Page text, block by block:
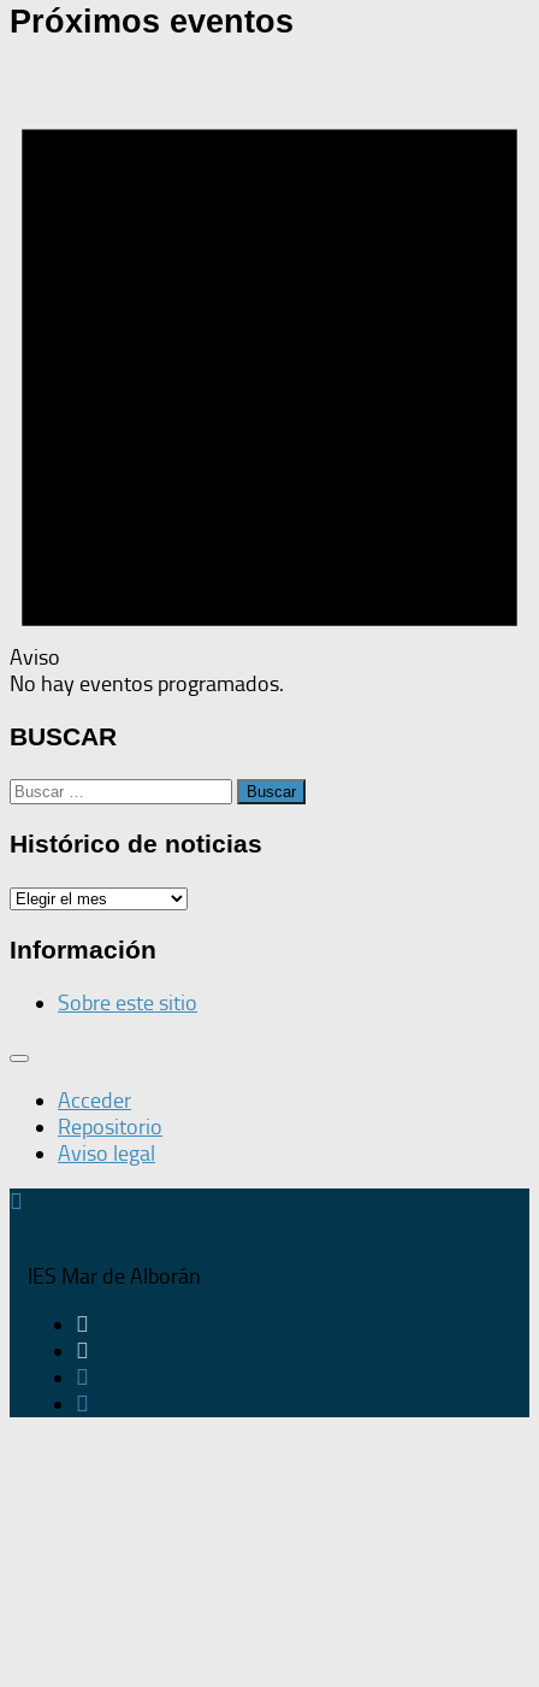
Próximos eventos
Aviso
No hay eventos programados.
BUSCAR
Buscar:
Histórico de noticias
Histórico
noticias
Información
Sobre este sitio
Acceder
Repositorio
Aviso legal
IES Mar de Alborán